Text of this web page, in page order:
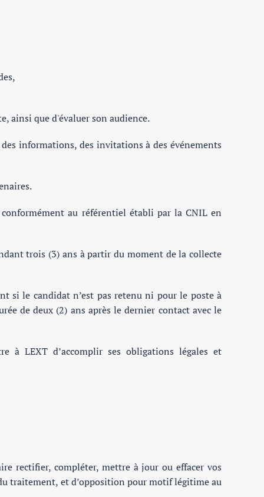
ainsi que d'évaluer son audience.
informations, des invitations à des événements
au référentiel établi par la CNIL en
trois (3) ans à partir du moment de la collecte
si le candidat n’est pas retenu ni pour le poste à
de deux (2) ans après le dernier contact avec le
à LEXT d’accomplir ses obligations légales et
rectifier, compléter, mettre à jour ou effacer vos
traitement, et d’opposition pour motif légitime au